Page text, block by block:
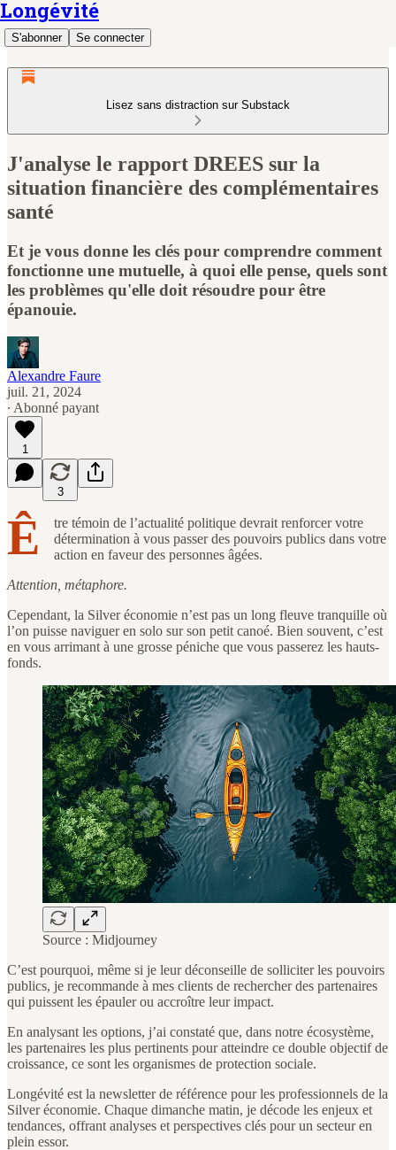
Longévité
S'abonner Se connecter
Lisez sans distraction sur Substack
J'analyse le rapport DREES sur la
situation financière des complémentaires
santé
Et je vous donne les clés pour comprendre comment
fonctionne une mutuelle, à quoi elle pense, quels sont
les problèmes qu'elle doit résoudre pour être
épanouie.
Alexandre Faure
juil. 21, 2024
∙ Abonné payant
1
3
Ê
tre témoin de l’actualité politique devrait renforcer votre
détermination à vous passer des pouvoirs publics dans votre
action en faveur des personnes âgées.
Attention, métaphore.
Cependant, la Silver économie n’est pas un long fleuve tranquille où
l’on puisse naviguer en solo sur son petit canoé. Bien souvent, c’est
en vous arrimant à une grosse péniche que vous passerez les hauts-
fonds.
Source : Midjourney
C’est pourquoi, même si je leur déconseille de solliciter les pouvoirs
publics, je recommande à mes clients de rechercher des partenaires
qui puissent les épauler ou accroître leur impact.
En analysant les options, j’ai constaté que, dans notre écosystème,
les partenaires les plus pertinents pour atteindre ce double objectif de
croissance, ce sont les organismes de protection sociale.
Longévité est la newsletter de référence pour les professionnels de la
Silver économie. Chaque dimanche matin, je décode les enjeux et
tendances, offrant analyses et perspectives clés pour un secteur en
plein essor.